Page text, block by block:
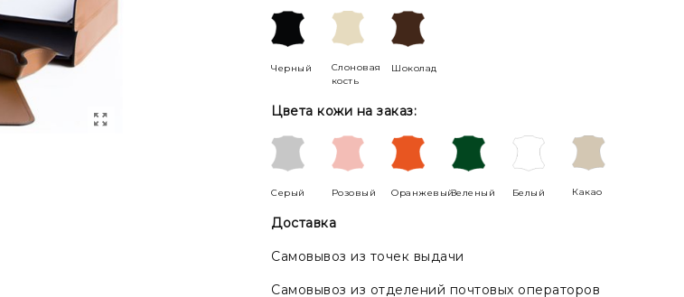
Черный
Слоновая
кость
Шоколад
Цвета кожи на заказ:
Серый Розовый ОранжевыйЗеленый Белый Какао
Доставка
Самовывоз из точек выдачи
Самовывоз из отделений почтовых операторов